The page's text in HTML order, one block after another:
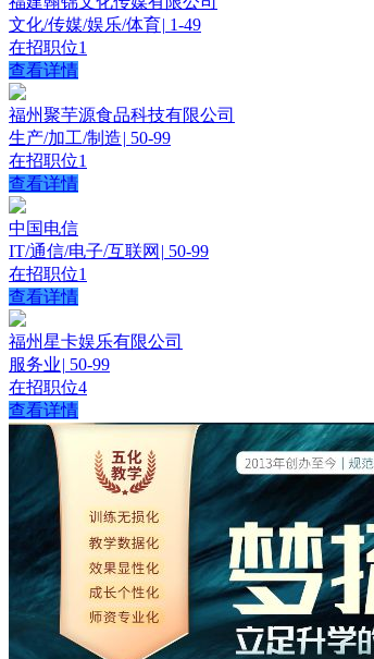
文化/传媒/娱乐/体育| 1-49
在招职位1
查看详情
福州聚芋源食品科技有限公司
生产/加工/制造| 50-99
在招职位1
查看详情
中国电信
IT/通信/电子/互联网 | 50-99
在招职位1
查看详情
福州星卡娱乐有限公司
服务业| 50-99
在招职位4
查看详情